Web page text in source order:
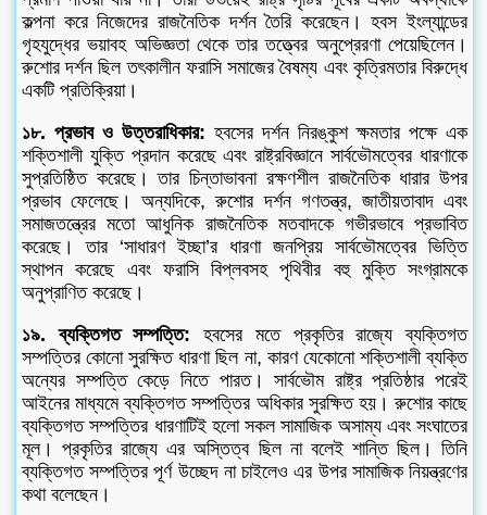
কল্পনা করে নিজেদের রাজনৈতিক দর্শন তৈরি করেছেন। হবস ইংল্যান্ডের
গৃহযুদ্ধের ভয়াবহ অভিজ্ঞতা থেকে তার তত্ত্বের অনুপ্রেরণা পেয়েছিলেন।
রুশোর দর্শন ছিল তৎকালীন ফরাসি সমাজের বৈষম্য এবং কৃত্রিমতার বিরুদ্ধে
একটি প্রতিক্রিয়া।
১৮. প্রভাব ও উত্তরাধিকার: হবসের দর্শন নিরঙ্কুশ ক্ষমতার পক্ষে এক
শক্তিশালী যুক্তি প্রদান করেছে এবং রাষ্ট্রবিজ্ঞানে সার্বভৌমত্বের ধারণাকে
সুপ্রতিষ্ঠিত করেছে। তার চিন্তাভাবনা রক্ষণশীল রাজনৈতিক ধারার উপর
প্রভাব ফেলেছে। অন্যদিকে, রুশোর দর্শন গণতন্ত্র, জাতীয়তাবাদ এবং
সমাজতন্ত্রের মতো আধুনিক রাজনৈতিক মতবাদকে গভীরভাবে প্রভাবিত
করেছে। তার ‘সাধারণ ইচ্ছা’র ধারণা জনপ্রিয় সার্বভৌমত্বের ভিত্তি
স্থাপন করেছে এবং ফরাসি বিপ্লবসহ পৃথিবীর বহু মুক্তি সংগ্রামকে
অনুপ্রাণিত করেছে।
১৯. ব্যক্তিগত সম্পত্তি: হবসের মতে প্রকৃতির রাজ্যে ব্যক্তিগত
সম্পত্তির কোনো সুরক্ষিত ধারণা ছিল না, কারণ যেকোনো শক্তিশালী ব্যক্তি
অন্যের সম্পত্তি কেড়ে নিতে পারত। সার্বভৌম রাষ্ট্র প্রতিষ্ঠার পরেই
আইনের মাধ্যমে ব্যক্তিগত সম্পত্তির অধিকার সুরক্ষিত হয়। রুশোর কাছে
ব্যক্তিগত সম্পত্তির ধারণাটিই হলো সকল সামাজিক অসাম্য এবং সংঘাতের
মূল। প্রকৃতির রাজ্যে এর অস্তিত্ব ছিল না বলেই শান্তি ছিল। তিনি
ব্যক্তিগত সম্পত্তির পূর্ণ উচ্ছেদ না চাইলেও এর উপর সামাজিক নিয়ন্ত্রণের
কথা বলেছেন।